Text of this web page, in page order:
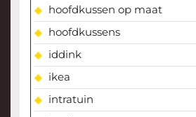
hoofdkussen op maat
hoofdkussens
iddink
ikea
intratuin